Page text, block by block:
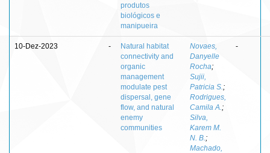
produtos
biológicos e
manipueira
10-Dez-2023 -
Natural habitat
connectivity and
organic
management
modulate pest
dispersal, gene
flow, and natural
enemy
communities
Novaes,
Danyelle
Rocha;
Sujii,
Patricia S. ;
Rodrigues,
Camila A. ;
Silva,
Karem M.
N. B. ;
Machado,
-